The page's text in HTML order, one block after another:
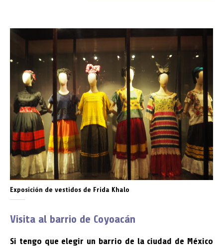
Exposición de vestidos de Frida Khalo
Visita al barrio de Coyoacán
Si tengo que elegir un barrio de la ciudad de México